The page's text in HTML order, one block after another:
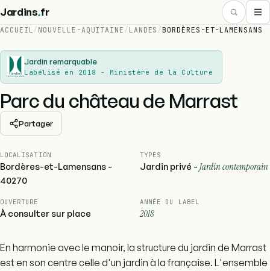
Jardins.fr
ACCUEIL/ NOUVELLE-AQUITAINE / LANDES /BORDÈRES-ET-LAMENSANS
Jardin remarquable
Labélisé en 2018 - Ministère de la Culture
Parc du château de Marrast
Partager
LOCALISATION
Bordères-et-Lamensans -
40270
TYPES
Jardin privé - Jardin contemporain
OUVERTURE
À consulter sur place
ANNÉE DU LABEL
2018
En harmonie avec le manoir, la structure du jardin de Marrast
est en son centre celle d'un jardin à la française. L'ensemble